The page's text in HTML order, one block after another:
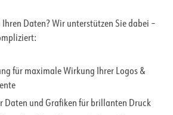
Daten? Wir unterstützen Sie dabei –
für maximale Wirkung Ihrer Logos &
Daten und Grafiken für brillanten Druck